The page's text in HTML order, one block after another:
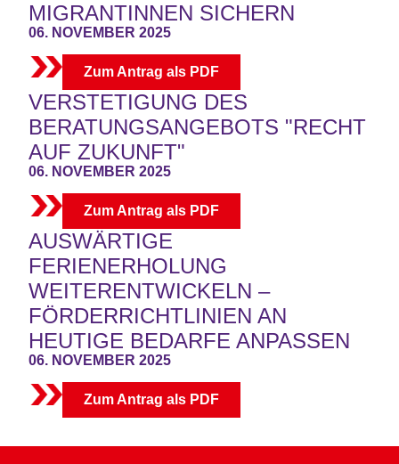
MIGRANTINNEN SICHERN
06. NOVEMBER 2025
Zum Antrag als PDF
VERSTETIGUNG DES
BERATUNGSANGEBOTS "RECHT
AUF ZUKUNFT"
06. NOVEMBER 2025
Zum Antrag als PDF
AUSWÄRTIGE
FERIENERHOLUNG
WEITERENTWICKELN –
FÖRDERRICHTLINIEN AN
HEUTIGE BEDARFE ANPASSEN
06. NOVEMBER 2025
Zum Antrag als PDF